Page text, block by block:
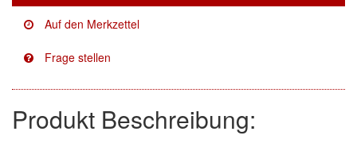
(1)
EVERCOAT
(113)
Indasa
Produkt Beschreibung: